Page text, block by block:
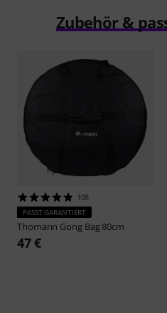
Zubehör &
108
PASST GARANTIERT
Thomann Gong Bag 80cm
47 €